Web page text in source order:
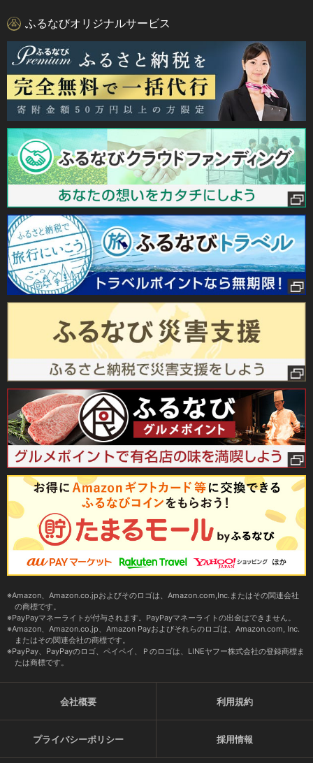
ふるなびオリジナルサービス
Amazon、Amazon.co.jpおよびそのロゴは、Amazon.com,Inc.またはその関連会社
の商標です。
PayPayマネーライトが付与されます。PayPayマネーライトの出金はできません。
Amazon、Amazon.co.jp、Amazon Payおよびそれらのロゴは、Amazon.com, Inc.
またはその関連会社の商標です。
PayPay、PayPayのロゴ、ペイペイ、Ｐのロゴは、LINEヤフー株式会社の登録商標ま
たは商標です。
会社概要 利用規約
プライバシーポリシー 採用情報